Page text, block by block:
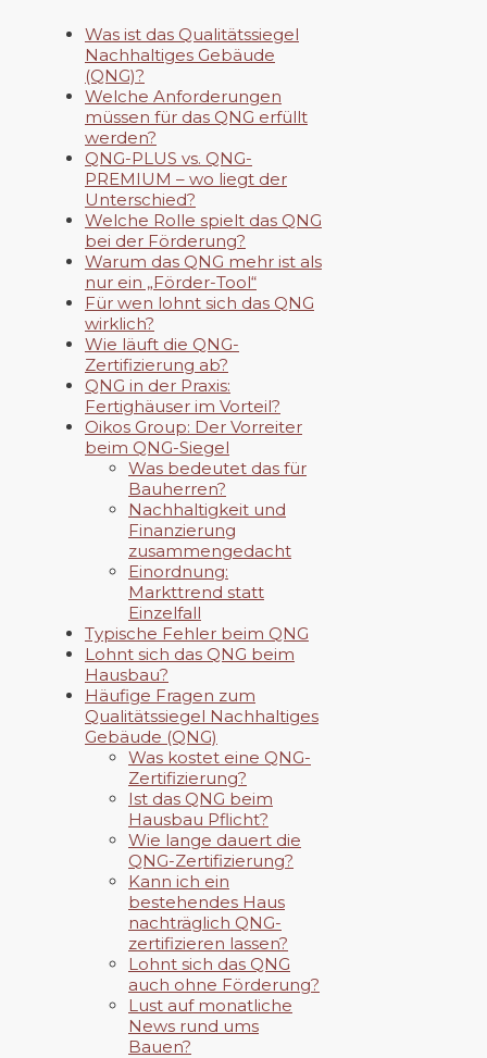
Was ist das Qualitätssiegel
Nachhaltiges Gebäude
(QNG)?
Welche Anforderungen
müssen für das QNG erfüllt
werden?
QNG-PLUS vs. QNG-
PREMIUM – wo liegt der
Unterschied?
Welche Rolle spielt das QNG
bei der Förderung?
Warum das QNG mehr ist als
nur ein „Förder-Tool“
Für wen lohnt sich das QNG
wirklich?
Wie läuft die QNG-
Zertifizierung ab?
QNG in der Praxis:
Fertighäuser im Vorteil?
Oikos Group: Der Vorreiter
beim QNG-Siegel
Was bedeutet das für
Bauherren?
Nachhaltigkeit und
Finanzierung
zusammengedacht
Einordnung:
Markttrend statt
Einzelfall
Typische Fehler beim QNG
Lohnt sich das QNG beim
Hausbau?
Häufige Fragen zum
Qualitätssiegel Nachhaltiges
Gebäude (QNG)
Was kostet eine QNG-
Zertifizierung?
Ist das QNG beim
Hausbau Pflicht?
Wie lange dauert die
QNG-Zertifizierung?
Kann ich ein
bestehendes Haus
nachträglich QNG-
zertifizieren lassen?
Lohnt sich das QNG
auch ohne Förderung?
Lust auf monatliche
News rund ums
Bauen?